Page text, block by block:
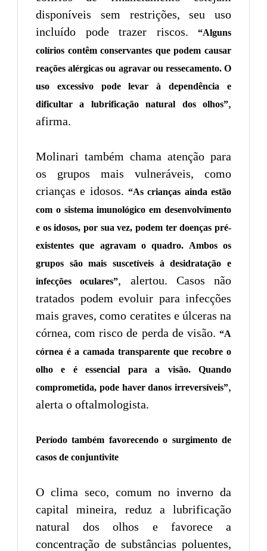
disponíveis sem restrições, seu uso
incluído pode trazer riscos.
“Alguns
colírios contêm conservantes que podem causar
reações alérgicas ou agravar ou ressecamento. O
uso excessivo pode levar à dependência e
dificultar a lubrificação natural dos olhos”,
afirma.
Molinari também chama atenção para
os grupos mais vulneráveis, como
crianças e idosos. “As crianças ainda estão
com o sistema imunológico em desenvolvimento
e os idosos, por sua vez, podem ter doenças pré-
existentes que agravam o quadro. Ambos os
grupos são mais suscetíveis à desidratação e
infecções oculares”, alertou. Casos não
tratados podem evoluir para infecções
mais graves, como ceratites e úlceras na
córnea, com risco de perda de visão. “A
córnea é a camada transparente que recobre o
olho e é essencial para a visão. Quando
comprometida, pode haver danos irreversíveis”,
alerta o oftalmologista.
Período também favorecendo o surgimento de
casos de conjuntivite
O clima seco, comum no inverno da
capital mineira, reduz a lubrificação
natural dos olhos e favorece a
concentração de substâncias poluentes,